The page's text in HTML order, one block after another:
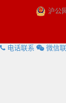
沪公
电话联系 微信